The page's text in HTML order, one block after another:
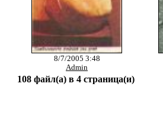
8/7/2005 3:48
Admin
108 файл(а) в 4 страница(и)